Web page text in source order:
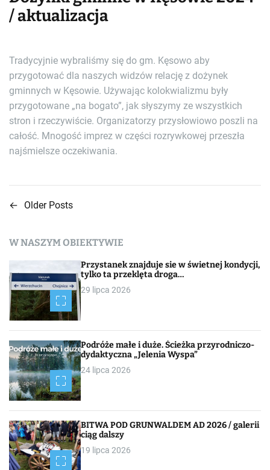
/ aktualizacja
Tradycyjnie wybraliśmy się do gm. Kęsowo aby
przygotować dla naszych widzów relację z dożynek
gminnych w Kęsowie. Używając kolokwializmu były
przygotowane „na bogato”, jak słyszymy ze wszystkich
stron i rzeczywiście. Organizatorzy przysłowiowo poszli na
całość. Mnogość imprez w części rozrywkowej przeszła
najśmielsze oczekiwania.
N
i
g
a
c
j
a
p
o
w
← Older Posts
W NASZYM OBIEKTYWIE
Przystanek znajduje sie w świetnej kondycji,
tylko ta przeklęta droga…
29 lipca 2026
Podróże małe i duże. Ścieżka przyrodniczo-
dydaktyczna „Jelenia Wyspa”
24 lipca 2026
BITWA POD GRUNWALDEM AD 2026 / galerii
ciąg dalszy
19 lipca 2026